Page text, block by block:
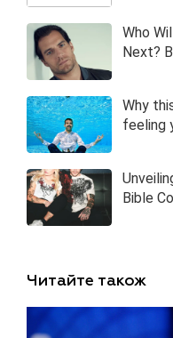
Читайте також